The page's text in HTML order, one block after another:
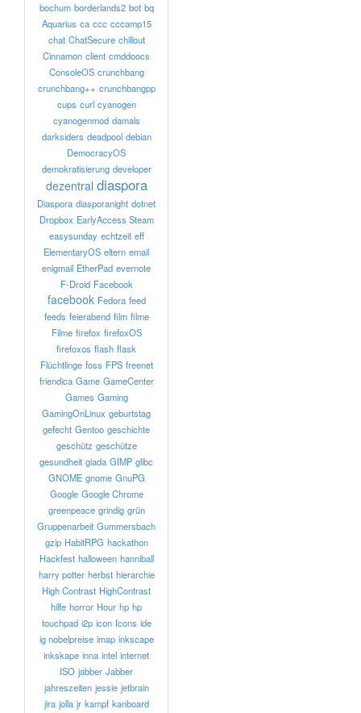
bochum borderlands2 bot bq
Aquarius ca ccc cccamp15
chat ChatSecure chillout
Cinnamon client cmddoocs
ConsoleOS crunchbang
crunchbang++ crunchbangpp
cups curl cyanogen
cyanogenmod damals
darksiders deadpool debian
DemocracyOS
demokratisierung developer
dezentral diaspora
Diaspora diasporanight dotnet
Dropbox EarlyAccess Steam
easysunday echtzeit eff
ElementaryOS eltern email
enigmail EtherPad evernote
F-Droid Facebook
facebook Fedora feed
feeds feierabend film filme
Filme firefox firefoxOS
firefoxos flash flask
Flüchtlinge foss FPS freenet
friendica Game GameCenter
Games Gaming
GamingOnLinux geburtstag
gefecht Gentoo geschichte
geschütz geschütze
gesundheit giada GIMP glibc
GNOME gnome GnuPG
Google Google Chrome
greenpeace grindig grün
Gruppenarbeit Gummersbach
gzip HabitRPG hackathon
Hackfest halloween hanniball
harry potter herbst hierarchie
High Contrast HighContrast
hilfe horror Hour hp hp
touchpad i2p icon Icons ide
ig nobelpreise imap inkscape
inkskape inna intel internet
ISO jabber Jabber
jahreszeiten jessie jetbrain
jira jolla jr kampf kanboard